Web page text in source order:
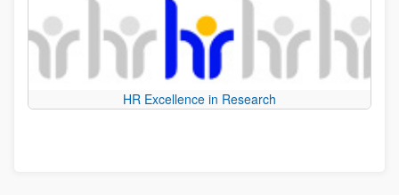
HR Excellence in Research